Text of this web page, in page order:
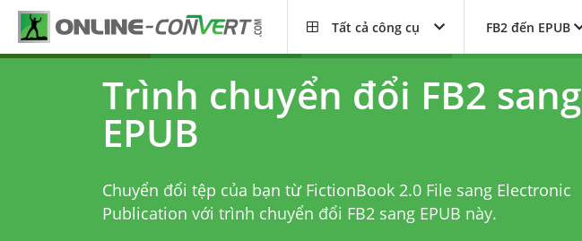
Tất cả công cụ FB2 đến EPUB
Trình chuyển đổi FB2 sang
EPUB
Chuyển đổi tệp của bạn từ FictionBook 2.0 File sang Electronic
Publication với trình chuyển đổi FB2 sang EPUB này.